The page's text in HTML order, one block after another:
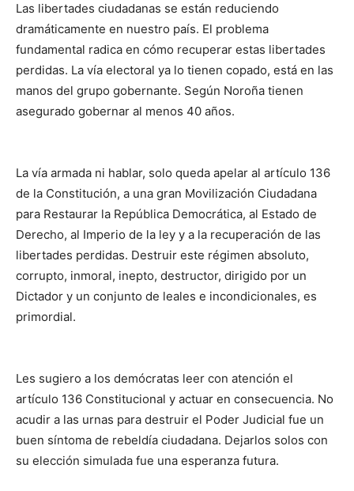
Las libertades ciudadanas se están reduciendo
dramáticamente en nuestro país. El problema
fundamental radica en cómo recuperar estas libertades
perdidas. La vía electoral ya lo tienen copado, está en las
manos del grupo gobernante. Según Noroña tienen
asegurado gobernar al menos 40 años.
La vía armada ni hablar, solo queda apelar al artículo 136
de la Constitución, a una gran Movilización Ciudadana
para Restaurar la República Democrática, al Estado de
Derecho, al Imperio de la ley y a la recuperación de las
libertades perdidas. Destruir este régimen absoluto,
corrupto, inmoral, inepto, destructor, dirigido por un
Dictador y un conjunto de leales e incondicionales, es
primordial.
Les sugiero a los demócratas leer con atención el
artículo 136 Constitucional y actuar en consecuencia. No
acudir a las urnas para destruir el Poder Judicial fue un
buen síntoma de rebeldía ciudadana. Dejarlos solos con
su elección simulada fue una esperanza futura.